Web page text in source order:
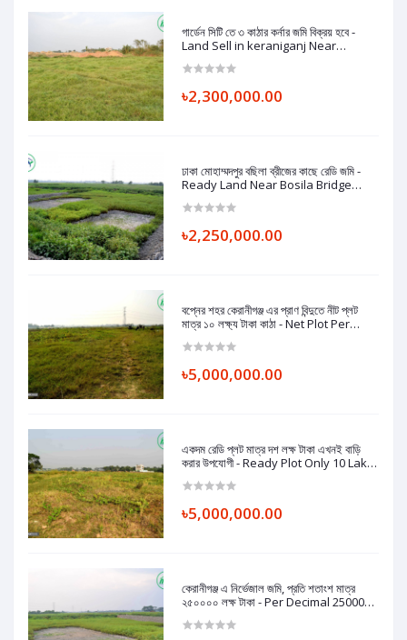
গার্ডেন সিটি তে ৩ কাঠার কর্নার জমি বিক্রয় হবে -
Land Sell in keraniganj Near
৳2,300,000.00
ঢাকা মোহাম্মদপুর বছিলা ব্রীজের কাছে রেডি জমি -
Ready Land Near Bosila Bridge
৳2,250,000.00
বপ্নের শহর কেরানীগঞ্জ এর প্রাণ বিন্দুতে নীট প্লট
মাত্র ১০ লক্ষ্য টাকা কাঠা - Net Plot Per
Land in Keraniganj
৳5,000,000.00
একদম রেডি প্লট মাত্র দশ লক্ষ টাকা এখনই বাড়ি
করার উপযোগী - Ready Plot Only 10 Lakh
৳5,000,000.00
কেরানীগঞ্জ এ নিৰ্ভেজাল জমি, প্রতি শতাংশ মাত্র
২৫০০০০ লক্ষ টাকা - Per Decimal 250000